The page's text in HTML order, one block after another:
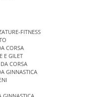
FITNESS
CORSA
E GILET
CORSA
GINNASTICA